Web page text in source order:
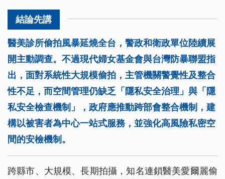
醫美診所偷拍風暴延燒全台，警政和衛政單位陸續展
開主動調查。不過現代婦女基金會與台灣防暴聯盟指
出，面對系統性大規模偷拍，主管機關警覺性及整合
性不足，而空間管理仍缺乏「隱私安全治理」與「隱
私安全檢查機制」，政府應推動跨部會整合機制，建
構以被害者為中心一站式服務，並強化高風險私密空
間的安檢機制。
跨縣市、大規模、長期拍攝，知名連鎖醫美愛爾麗偷